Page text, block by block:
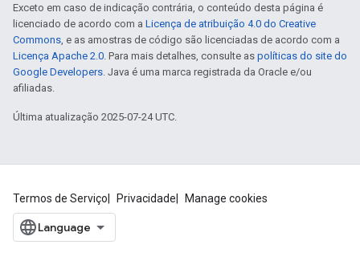
Exceto em caso de indicação contrária, o conteúdo desta página é
licenciado de acordo com a Licença de atribuição 4.0 do Creative
Commons, e as amostras de código são licenciadas de acordo com a
Licença Apache 2.0. Para mais detalhes, consulte as políticas do site do
Google Developers. Java é uma marca registrada da Oracle e/ou
afiliadas.
Última atualização 2025-07-24 UTC.
Termos de Serviço Privacidade Manage cookies